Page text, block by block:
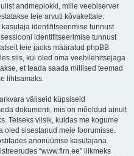
andmeplokki, mille veebiserver
teie arvuti kõvakettale.
identifitseerimise tunnust
identifitseerimise tunnust
teie jaoks määratud phpBB
siis, kui oled oma veebilehitsejaga
et teada saada millised teemad
lihtsamaks.
väliseid küpsiseid
dokumenti, mis on mõeldud ainult
Teiseks viisik, kuidas me kogume
oled sisestanud meie foorumisse.
anonüümse kasutajana
“www.firn.ee” liikmeks